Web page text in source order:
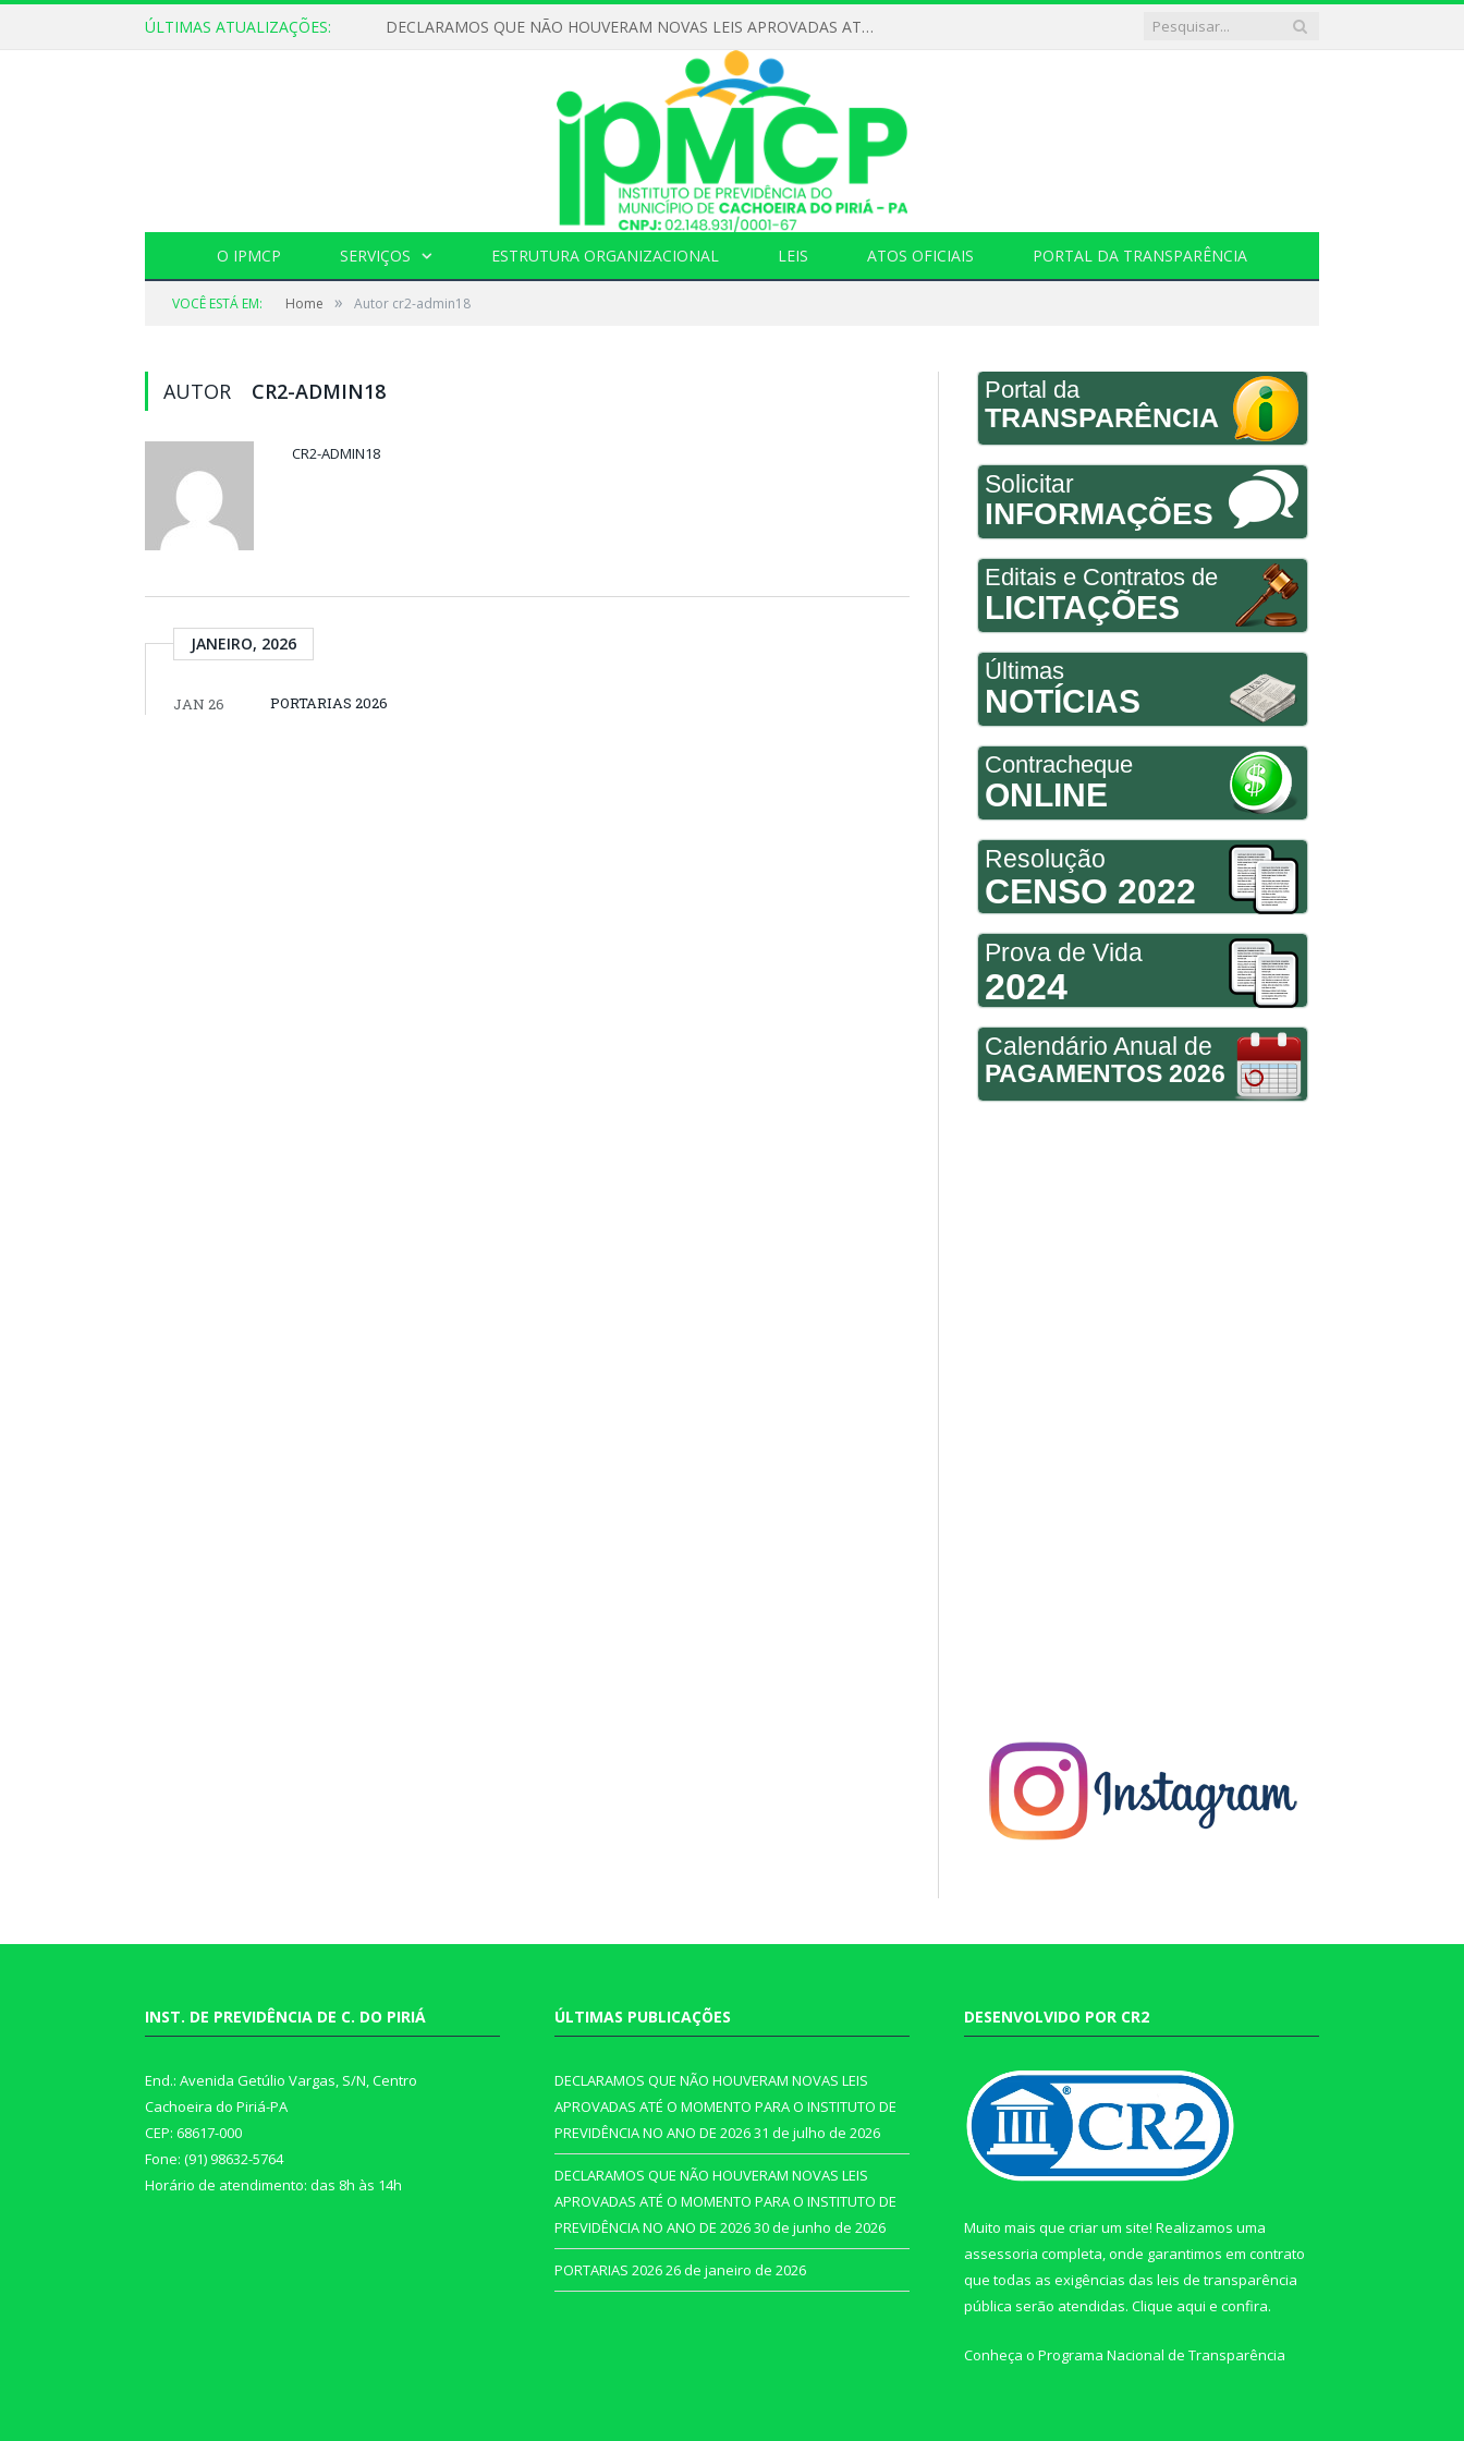
ÚLTIMAS ATUALIZAÇÕES: DECLARAMOS QUE NÃO HOUVERAM NOVAS LEIS APROVADAS ATÉ O MOMENTO PARA O INSTITUTO DE PREVIDÊNCIA NO ANO DE 2026
O IPMCP SERVIÇOS ESTRUTURA ORGANIZACIONAL LEIS ATOS OFICIAIS PORTAL DA TRANSPARÊNCIA
VOCÊ ESTÁ EM: Home » Autor cr2-admin18
AUTOR CR2-ADMIN18
CR2-ADMIN18
JANEIRO, 2026
JAN 26 PORTARIAS 2026
Portal da
TRANSPARÊNCIA
Solicitar
INFORMAÇÕES
Editais e Contratos de
LICITAÇÕES
Últimas
NOTÍCIAS
Contracheque
ONLINE
Resolução
CENSO 2022
Prova de Vida
2024
Calendário Anual de
PAGAMENTOS 2026
INST. DE PREVIDÊNCIA DE C. DO PIRIÁ
End.: Avenida Getúlio Vargas, S/N, Centro
Cachoeira do Piriá-PA
CEP: 68617-000
Fone: (91) 98632-5764
Horário de atendimento: das 8h às 14h
ÚLTIMAS PUBLICAÇÕES
DECLARAMOS QUE NÃO HOUVERAM NOVAS LEIS
APROVADAS ATÉ O MOMENTO PARA O INSTITUTO DE
PREVIDÊNCIA NO ANO DE 202631 de julho de 2026
DECLARAMOS QUE NÃO HOUVERAM NOVAS LEIS
APROVADAS ATÉ O MOMENTO PARA O INSTITUTO DE
PREVIDÊNCIA NO ANO DE 202630 de junho de 2026
PORTARIAS 202626 de janeiro de 2026
DESENVOLVIDO POR CR2
Muito mais que criar um site! Realizamos uma
assessoria completa, onde garantimos em contrato
que todas as exigências das leis de transparência
pública serão atendidas. Clique aqui e confira.
Conheça o Programa Nacional de Transparência